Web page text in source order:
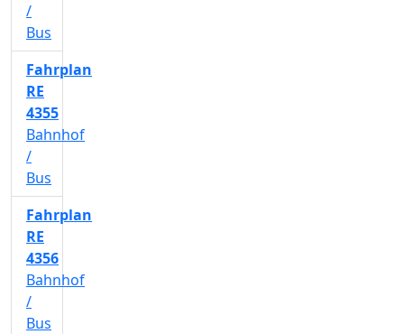
/
Bus
Fahrplan
RE
4355
Bahnhof
/
Bus
Fahrplan
RE
4356
Bahnhof
/
Bus